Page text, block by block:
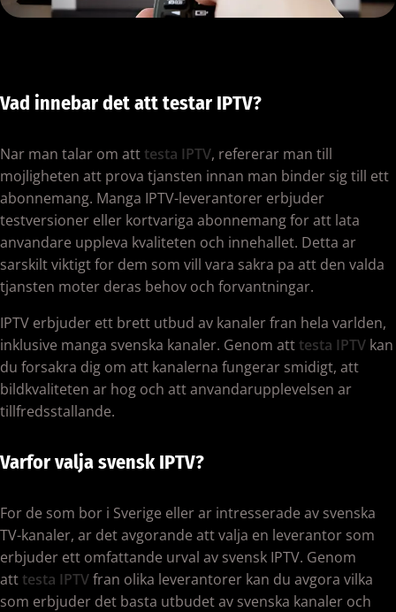
Vad innebar det att testar IPTV?
Nar man talar om att testa IPTV, refererar man till
mojligheten att prova tjansten innan man binder sig till ett
abonnemang. Manga IPTV-leverantorer erbjuder
testversioner eller kortvariga abonnemang for att lata
anvandare uppleva kvaliteten och innehallet. Detta ar
sarskilt viktigt for dem som vill vara sakra pa att den valda
tjansten moter deras behov och forvantningar.
IPTV erbjuder ett brett utbud av kanaler fran hela varlden,
inklusive manga svenska kanaler. Genom att testa IPTV kan
du forsakra dig om att kanalerna fungerar smidigt, att
bildkvaliteten ar hog och att anvandarupplevelsen ar
tillfredsstallande.
Varfor valja svensk IPTV?
For de som bor i Sverige eller ar intresserade av svenska
TV-kanaler, ar det avgorande att valja en leverantor som
erbjuder ett omfattande urval av svensk IPTV. Genom
att testa IPTVfran olika leverantorer kan du avgora vilka
som erbjuder det basta utbudet av svenska kanaler och